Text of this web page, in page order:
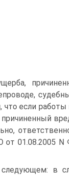
если работы
от 01.08.2005 N
в